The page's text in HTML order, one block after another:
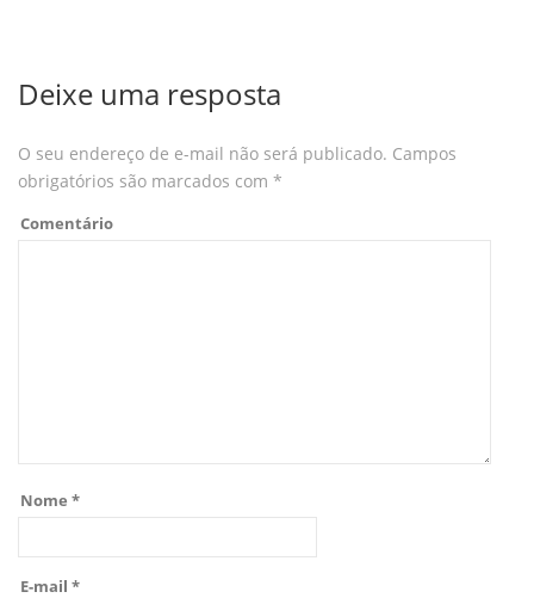
Deixe uma resposta
O seu endereço de e-mail não será publicado. Campos
obrigatórios são marcados com *
Comentário
Nome *
E-mail *